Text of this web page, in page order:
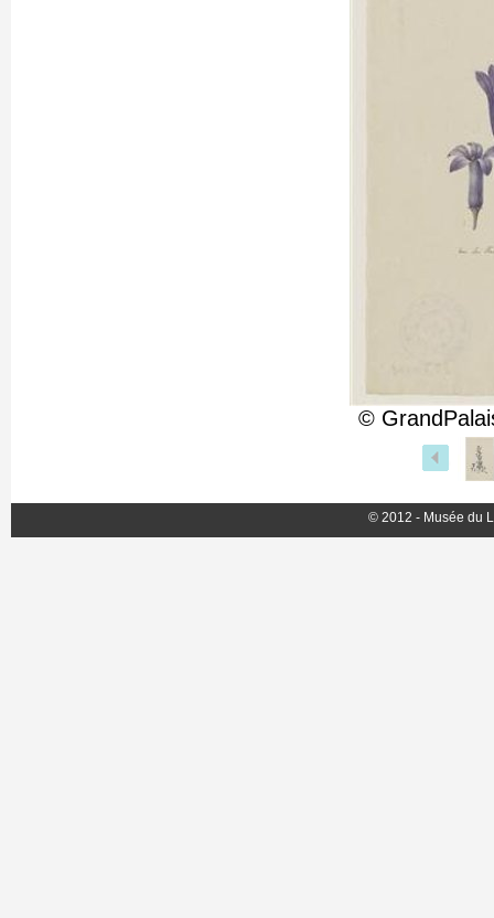
©
© 2012 - Musée du